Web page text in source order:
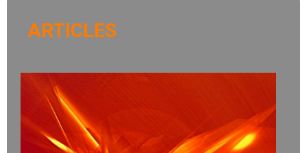
ARTICLES